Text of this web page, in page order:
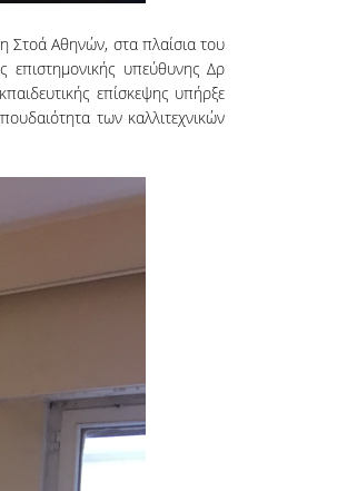
Στοά Αθηνών, στα πλαίσια του
επιστημονικής υπεύθυνης Δρ
επίσκεψης υπήρξε
των καλλιτεχνικών